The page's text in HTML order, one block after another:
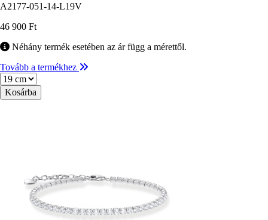
A2177-051-14-L19V
46 900 Ft
Néhány termék esetében az ár függ a mérettől.
Tovább a termékhez
Méret